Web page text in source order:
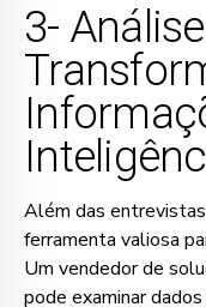
3-
Além das
ferramenta valiosa
Um vendedor de
pode examinar